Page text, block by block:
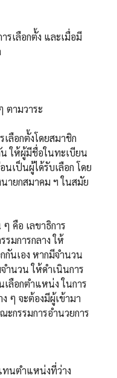
รเลือกตั้ง และเมื่อมี
ตามวาระ
ลือกตั้งโดยสมาชิก
ให้ผู้มีชื่อในทะเบียน
เป็นผู้ได้รับเลือก โดย
ายกสมาคม ฯ ในสมัย
คือ เลขาธิการ
มการกลาง ให้
กันเอง หากมีจำนวน
ำนวน ให้ดำเนินการ
เลือกตำแหน่ง ในการ
ๆ จะต้องมีผู้เข้ามา
กรรมการอำนวยการ
ทนตำแหน่งที่ว่าง